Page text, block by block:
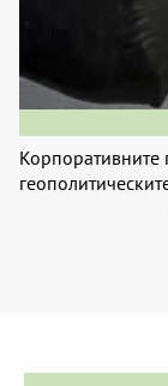
Корпоративните